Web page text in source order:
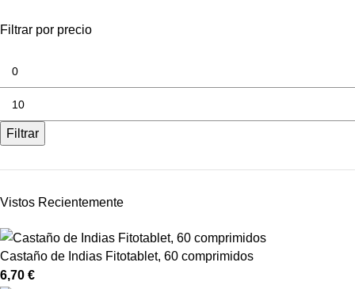
Filtrar por precio
Filtrar
Vistos Recientemente
Castaño de Indias Fitotablet, 60 comprimidos
6,70 €